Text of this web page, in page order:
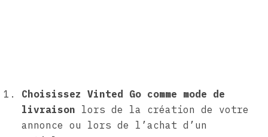
Choisissez Vinted Go comme mode de
livraison lors de la création de votre
annonce ou lors de l’achat d’un